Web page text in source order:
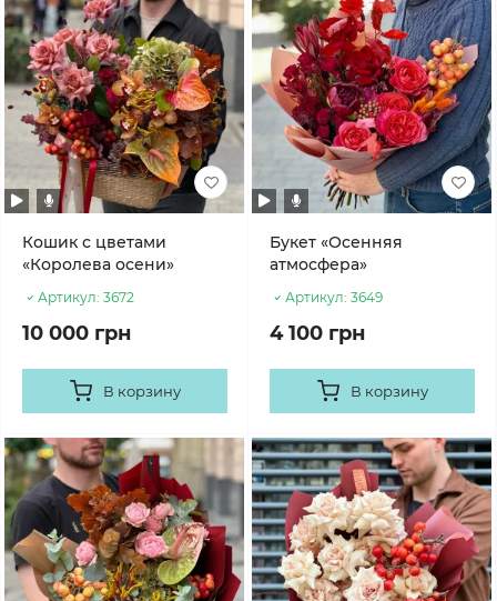
Кошик с цветами
«Королева осени»
Артикул: 3672
10 000 грн
В корзину
Букет «Осенняя
атмосфера»
Артикул: 3649
4 100 грн
В корзину